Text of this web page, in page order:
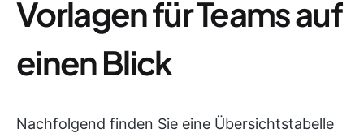
Vorlagen für Teams auf
einen Blick
Nachfolgend finden Sie eine Übersichtstabelle